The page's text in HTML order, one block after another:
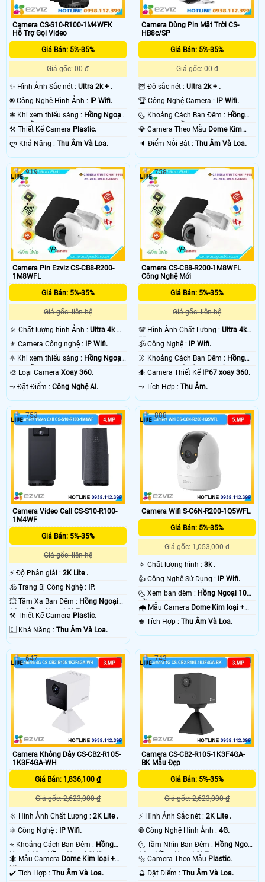
5.0 MP – Trong nhà, chất lượng cao, giá rẻ, phổ biến cho hộ gia đình
⭐ Camera Gọi Điện CS-TY1-R105-1L3WF EZVIZ (3MP)
CS-TY1-R105-1L3WF
Ultra 2K Lite 3.0 MP – Độ phân giải phù hợp cho trong nhà, văn phòng
nhỏ
THÔNG
TIN VỀ
CAMERA
WIFI
CHÍNH
HÃNG.
ĐIỂM VÀ
NHƯỢC
ĐIỂM
CỦA
WIFI
EZVIZ.
TOP
NHỮNG
CAMERA
WIFI
EZVIZ
ĐƯỢC
CHUỘNG
NHẤT.
VẤN
CHỌN
VÀ LẮP
ĐẶT
WIFI
EZVIZ
TỪ A-Z.
CAMERA
WIFI
EZVIZ
TẠI AN
PHÁT.
Camera CS-S10-R100-1M4WFK
Hỗ Trợ Gọi Video
Giá Bán: 5%-35%
Giá gốc: 00 ₫
✨ Hình Ảnh Sắc nét : Ultra 2k + .
®️ Công Nghệ Hình Ảnh :
IP Wifi.
❃ Khi xem thiếu sáng : Hồng Ngoại
10m Hồng Ngoại SMD.
⚒ Thiết Kế Camera Plastic.
️ლ Khả Năng : Thu Âm Và Loa.
Camera Dùng Pin Mặt Trời CS-
HB8c/SP
Giá Bán: 5%-35%
Giá gốc: 00 ₫
🦉 Độ sắc nét :Ultra 2k + .
🏆 Công Nghệ Camera :
IP Wifi.
🌜 Khoảng Cách Ban Đêm : Hồng
Ngoại 30m Hồng Ngoại SMD.
💎 Camera Theo Mẫu Dome Kim
loại + Nhựa.
️🔈 Điểm Nỗi Bật :Thu Âm Và Loa.
Camera Pin Ezviz CS-CB8-R200-
1M8WFL
Giá Bán: 5%-35%
Giá gốc: liên hệ
🔅 Chất lượng hình Ảnh : Ultra 4k 👍🏾
⚜️ Camera Công nghệ : IP Wifi.
❈ Khi xem thiếu sáng : Hồng Ngoại
15m Hồng Ngoại Smart IR.
🎨 Loại Camera Xoay 360.
️⇝ Đặt Điểm : Công Nghệ AI.
919
Camera CS-CB8-R200-1M8WFL
Công Nghệ Mới
Giá Bán: 5%-35%
Giá gốc: liên hệ
💯 Hình Ành Chất Lượng :Ultra 4k
👍🏾 .
🕉️ Công Nghệ : IP Wifi.
🌛 Khoảng Cách Ban Đêm : Hồng
Ngoại 15m Có Màu Ban Ðêm.
🐜 Camera Thiết Kế IP67 xoay 360.
️⇝ Tích Hợp :Thu Âm.
758
Camera Video Call CS-S10-R100-
1M4WF
Giá Bán: 5%-35%
Giá gốc: liên hệ
️⚡ Độ Phân giải : 2K Lite .
🕉️ Trang Bị Công Nghệ : IP.
💥 Tầm Xa Ban Đêm : Hồng Ngoại
10m Hồng Ngoại SMD.
⚒ Thiết Kế Camera Plastic.
️🆑 Khả Năng : Thu Âm Và Loa.
753
Camera Wifi S-C6N-R200-1Q5WFL
Giá Bán: 5%-35%
Giá gốc: 1,053,000 ₫
🔅 Chất lượng hình :3k .
👍 Công Nghệ Sử Dụng : IP Wifi.
🌜 Xem ban đêm : Hồng Ngoại 10m
Hồng Ngoại SMD.
🌧️ Mẫu Camera Dome Kim loại +
Nhựa.
️♚ Tích Hợp :Thu Âm Và Loa.
888
Camera Không Dây CS-CB2-R105-
1K3F4GA-WH
Giá Bán: 1,836,100 ₫
Giá gốc: 2,623,000 ₫
🔆 Hình Ành Chất Lượng : 2K Lite .
⚛️ Công Nghệ :
IP Wifi.
⭐ Khoảng Cách Ban Đêm : Hồng
Ngoại 10m Hồng Ngoại SMD.
🐜 Mẫu Camera Dome Kim loại +
Nhựa.
️✔️ Tích Hợp : Thu Âm Và Loa.
647
Camera CS-CB2-R105-1K3F4GA-
BK Mẫu Đẹp
Giá Bán: 5%-35%
Giá gốc: 2,623,000 ₫
️⚡ Hình Ảnh Sắc nét :2K Lite .
®️ Công Nghệ Hình Ảnh :4G.
🌜 Tầm Nhìn Ban Đêm : Hồng Ngoại
10m Hồng Ngoại SMD.
🔩 Camera Theo Mẫu Plastic.
️🔮 Đặt Điểm :Thu Âm Và Loa.
743